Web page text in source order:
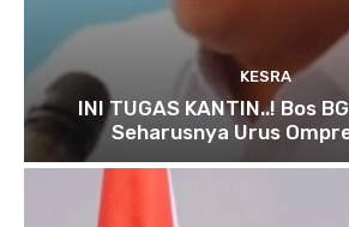
KESRA
INI TUGAS KANTIN..! Bos
Seharusnya Urus